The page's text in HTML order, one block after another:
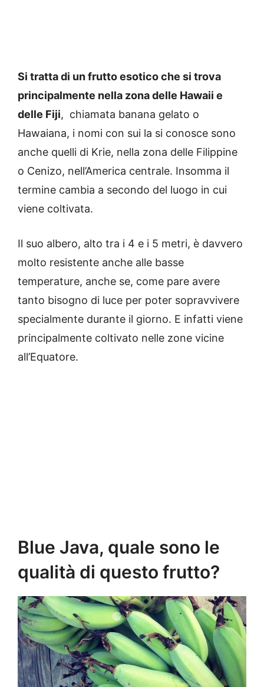
Si tratta di un frutto esotico che si trova
principalmente nella zona delle Hawaii e
delle Fiji, chiamata banana gelato o
Hawaiana, i nomi con sui la si conosce sono
anche quelli di Krie, nella zona delle Filippine
o Cenizo, nell’America centrale. Insomma il
termine cambia a secondo del luogo in cui
viene coltivata.
Il suo albero, alto tra i 4 e i 5 metri, è davvero
molto resistente anche alle basse
temperature, anche se, come pare avere
tanto bisogno di luce per poter sopravvivere
specialmente durante il giorno. E infatti viene
principalmente coltivato nelle zone vicine
all’Equatore.
Blue Java, quale sono le
qualità di questo frutto?